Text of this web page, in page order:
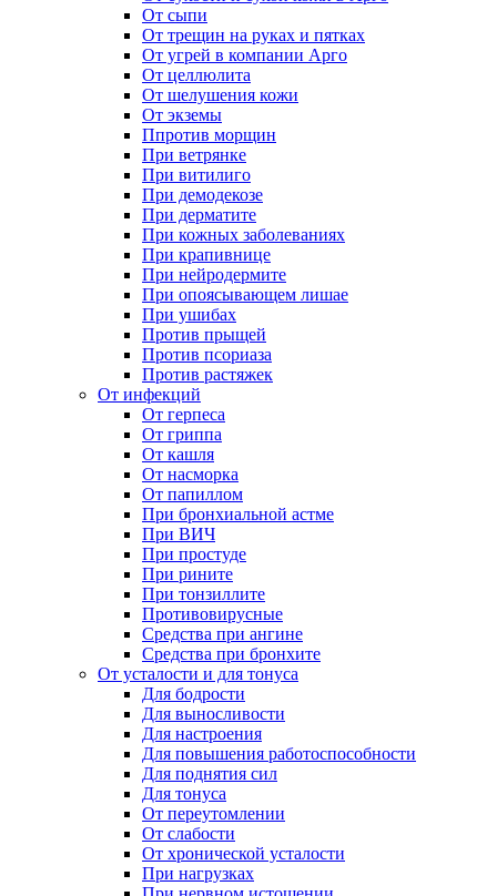
От сыпи
От трещин на руках и пятках
От угрей в компании Арго
От целлюлита
От шелушения кожи
От экземы
Ппротив морщин
При ветрянке
При витилиго
При демодекозе
При дерматите
При кожных заболеваниях
При крапивнице
При нейродермите
При опоясывающем лишае
При ушибах
Против прыщей
Против псориаза
Против растяжек
От инфекций
От герпеса
От гриппа
От кашля
От насморка
От папиллом
При бронхиальной астме
При ВИЧ
При простуде
При рините
При тонзиллите
Противовирусные
Средства при ангине
Средства при бронхите
От усталости и для тонуса
Для бодрости
Для выносливости
Для настроения
Для повышения работоспособности
Для поднятия сил
Для тонуса
От переутомлении
От слабости
От хронической усталости
При нагрузках